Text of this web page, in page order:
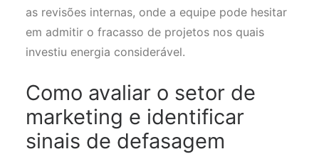
as revisões internas, onde a equipe pode hesitar
em admitir o fracasso de projetos nos quais
investiu energia considerável.
Como avaliar o setor de
marketing e identificar
sinais de defasagem